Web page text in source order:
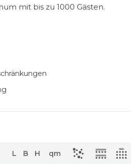
mit bis zu 1000 Gästen.
L B H qm